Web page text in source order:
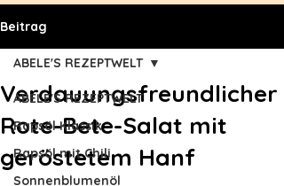
Beitrag
ABELE'S REZEPTWELT
Rapsöl Klassik
Rapsöl mit Chili
Sonnenblumenöl
ABELE'S REZEPTWELT
Verdauungsfreundlicher
Rote-Bete-Salat mit
geröstetem Hanf